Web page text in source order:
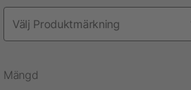
Mängd